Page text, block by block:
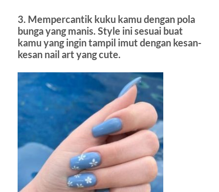
3. Mempercantik kuku kamu dengan pola
bunga yang manis. Style ini sesuai buat
kamu yang ingin tampil imut dengan kesan-
kesan nail art yang cute.